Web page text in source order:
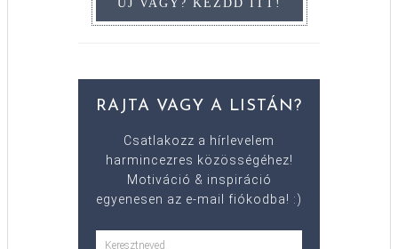
RAJTA VAGY A LISTÁN?
Csatlakozz a hírlevelem
harmincezres közösségéhez!
Motiváció & inspiráció
egyenesen az e-mail fiókodba! :)